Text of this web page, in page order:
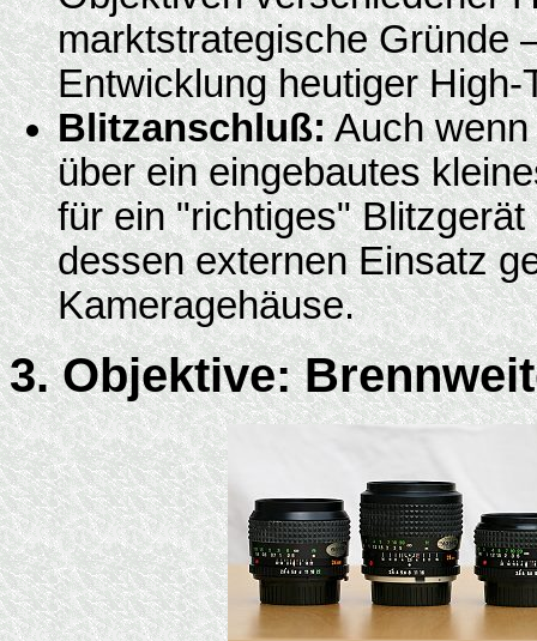
marktstrategische Gründe
Entwicklung heutiger
Blitzanschluß:Auch wenn
über ein eingebautes
für ein "richtiges"
dessen externen Einsatz
Kameragehäuse.
3. Objektive: